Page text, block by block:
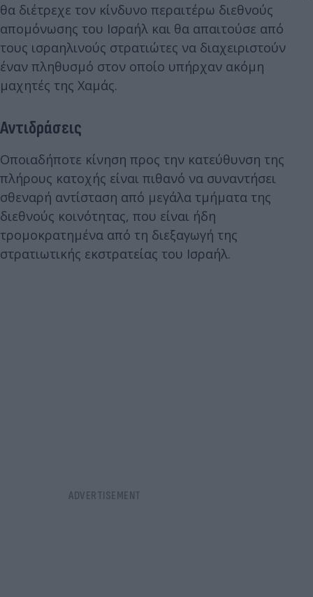
θα διέτρεχε τον κίνδυνο περαιτέρω διεθνούς
απομόνωσης του Ισραήλ και θα απαιτούσε από
τους ισραηλινούς στρατιώτες να διαχειριστούν
έναν πληθυσμό στον οποίο υπήρχαν ακόμη
μαχητές της Χαμάς.
Αντιδράσεις
Οποιαδήποτε κίνηση προς την κατεύθυνση της
πλήρους κατοχής είναι πιθανό να συναντήσει
σθεναρή αντίσταση από μεγάλα τμήματα της
διεθνούς κοινότητας, που είναι ήδη
τρομοκρατημένα από τη διεξαγωγή της
στρατιωτικής εκστρατείας του Ισραήλ.